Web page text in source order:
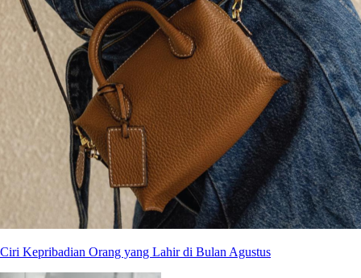
Ciri Kepribadian Orang yang Lahir di Bulan Agustus